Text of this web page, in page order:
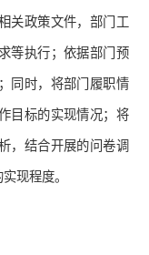
关政策文件，部门工
等执行；依据部门预
同时，将部门履职情
目标的实现情况；将
，结合开展的问卷调
现程度。